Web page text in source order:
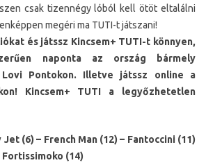
csak tizennégy lóból kell ötöt eltalálni
megéri ma TUTI-t játszani!
és játssz Kincsem+ TUTI-t könnyen,
naponta az ország bármely
Pontokon. Illetve játssz online a
Kincsem+ TUTI a legyőzhetetlen
(6) – French Man (12) – Fantoccini (11)
Fortissimoko (14)